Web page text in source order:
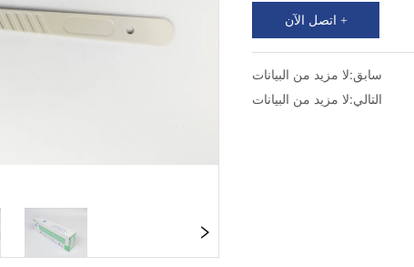
اتصل الآن +
سابق:لا مزيد من البيانات
التالي:لا مزيد من البيانات